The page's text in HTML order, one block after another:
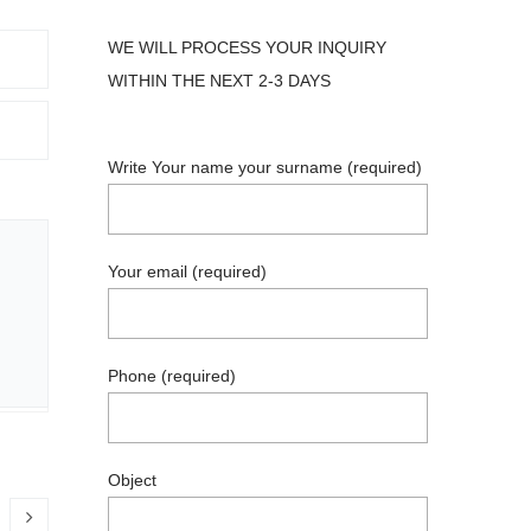
WE WILL PROCESS YOUR INQUIRY
WITHIN THE NEXT 2-3 DAYS
Write Your name your surname (required)
Your email (required)
Phone (required)
Object